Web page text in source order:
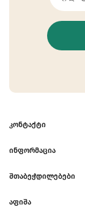
ᲙᲝᲜᲢᲐᲥᲢᲘ
ᲘᲜᲤᲝᲠᲛᲐᲪᲘᲐ
ᲨᲗᲐᲑᲔᲭᲓᲘᲚᲔᲑᲔᲑᲘ
ᲐᲤᲘᲨᲐ